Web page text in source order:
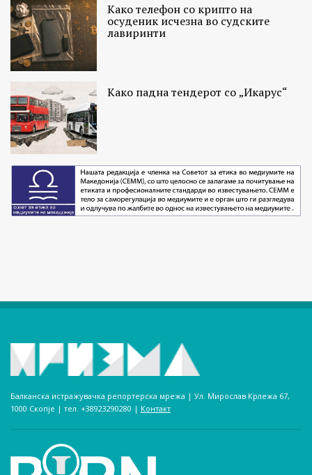
Како телефон со крипто на
осуденик исчезна во судските
лавиринти
Како падна тендерот со „Икарус“
Балканска истражувачка репортерска мрежа | Ул. Мирослав Крлежа 67,
1000 Скопје | тел. +38923290280­ | Контакт